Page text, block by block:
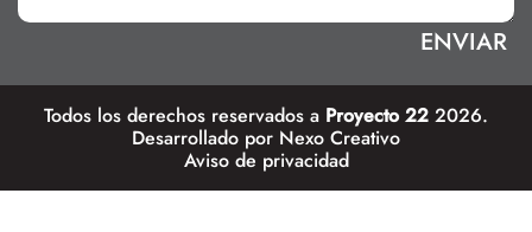
Todos los derechos reservados a Proyecto 22 2026.
Desarrollado por Nexo Creativo
Aviso de privacidad